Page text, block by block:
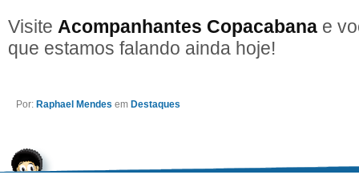
Visite Acompanhantes Copacabana e
que estamos falando ainda hoje!
Por: Raphael Mendes em Destaques